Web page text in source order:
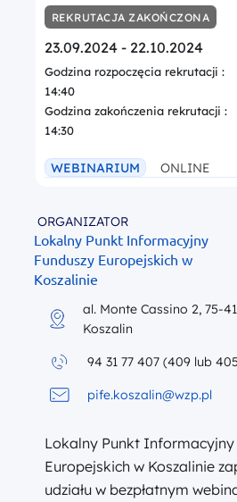
Lokalny Punkt Informacyjny
Europejskich w Koszalinie
udziału w bezpłatnym
REKRUTACJA ZAKOŃCZONA
23.09.2024 - 22.10.2024
Godzina rozpoczęcia rekrutacji :
14:40
Godzina zakończenia rekrutacji :
14:30
WEBINARIUM ONLINE
ORGANIZATOR
Lokalny Punkt Informacyjny
Funduszy Europejskich w
Koszalinie
al. Monte Cassino 2, 75-
Koszalin
94 31 77 407 (409 lub
pife.koszalin@wzp.pl